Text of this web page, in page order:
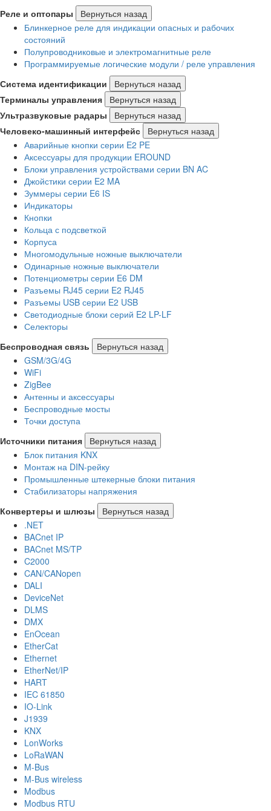
Реле и оптопары
Вернуться назад
Блинкерное реле для индикации опасных и рабочих
состояний
Полупроводниковые и электромагнитные реле
Программируемые логические модули / реле управления
Система идентификации
Вернуться назад
Терминалы управления
Вернуться назад
Ультразвуковые радары
Вернуться назад
Человеко-машинный интерфейс
Вернуться назад
Аварийные кнопки серии E2 PE
Аксессуары для продукции EROUND
Блоки управления устройствами серии BN AC
Джойстики серии E2 MA
Зуммеры серии E6 IS
Индикаторы
Кнопки
Кольца с подсветкой
Корпуса
Многомодульные ножные выключатели
Одинарные ножные выключатели
Потенциометры серии E6 DM
Разъемы RJ45 серии E2 RJ45
Разъемы USB серии E2 USB
Светодиодные блоки серий E2 LP-LF
Селекторы
Беспроводная связь
Вернуться назад
GSM/3G/4G
WiFi
ZigBee
Антенны и аксессуары
Беспроводные мосты
Точки доступа
Источники питания
Вернуться назад
Блок питания KNX
Монтаж на DIN-рейку
Промышленные штекерные блоки питания
Стабилизаторы напряжения
Конвертеры и шлюзы
Вернуться назад
.NET
BACnet IP
BACnet MS/TP
C2000
CAN/CANopen
DALI
DeviceNet
DLMS
DMX
EnOcean
EtherCat
Ethernet
EtherNet/IP
HART
IEC 61850
IO-Link
J1939
KNX
LonWorks
LoRaWAN
M-Bus
M-Bus wireless
Modbus
Modbus RTU